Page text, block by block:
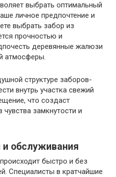
выбрать оптимальный
личное предпочтение и
выбрать забор из
прочностью и
деревянные жалюзи
атмосферы.
структуре заборов-
внутрь участка свежий
что создаст
замкнутости и
и обслуживания
быстро и без
Специалисты в кратчайшие